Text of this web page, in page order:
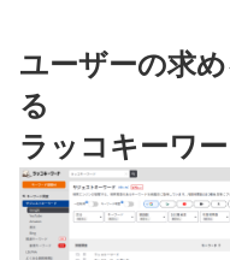
ユーザーの求
る
ラッコキーワ